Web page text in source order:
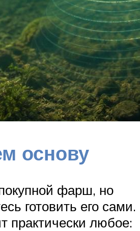
основу
фарш, но
готовить его сами.
практически любое: